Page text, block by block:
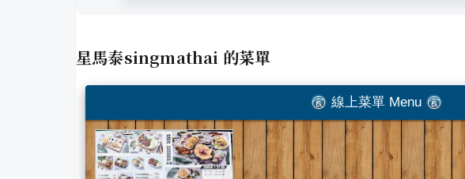
星馬泰singmathai 的菜單
線上菜單 Menu